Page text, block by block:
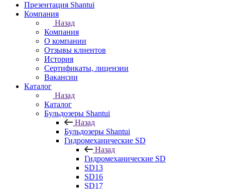
Презентация Shantui
Компания
Назад
Компания
О компании
Отзывы клиентов
История
Сертификаты, лицензии
Вакансии
Каталог
Назад
Каталог
Бульдозеры Shantui
Назад
Бульдозеры Shantui
Гидромеханические SD
Назад
Гидромеханические SD
SD13
SD16
SD17